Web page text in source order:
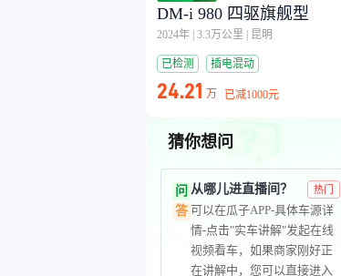
DM-i 980 四驱旗舰型
2024年 3.3万公里 昆明
已检测 插电混动
24.21 万 已减1000元
猜你想问
问 从哪儿进直播间？ 热门
答 可以在瓜子APP-具体车源详
情-点击"实车讲解"发起在线
视频看车，如果商家刚好正
在讲解中，您可以直接进入